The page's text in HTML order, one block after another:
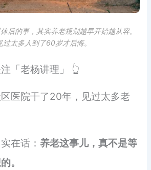
后的事，其实养老规划越早开始越从容。
过太多人到了60岁才后悔。
「老杨讲理」 👆
医院干了20年，见过太多老
在话：养老这事儿，真不是等
。